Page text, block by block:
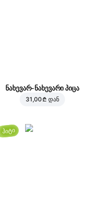
ნახევარ-ნახევარი პიცა
31,00 ₾ დან
ჰიტი